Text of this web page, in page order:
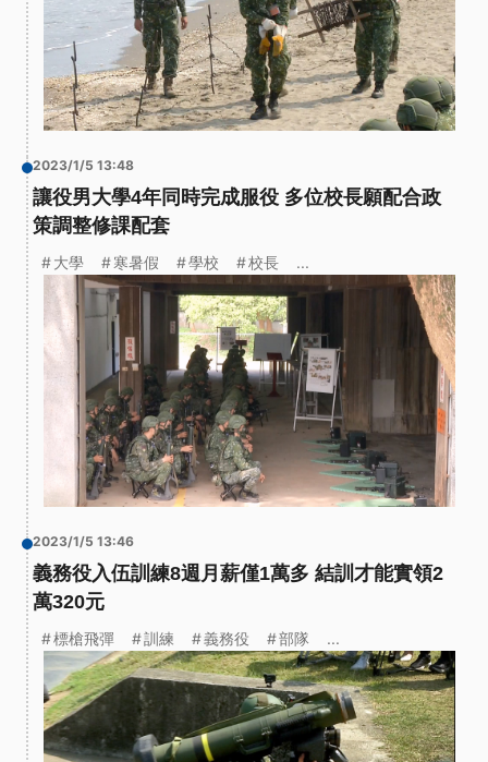
2023/1/5 13:48
讓役男大學4年同時完成服役 多位校長願配合政
策調整修課配套
大學 寒暑假 學校 校長 ...
2023/1/5 13:46
義務役入伍訓練8週月薪僅1萬多 結訓才能實領2
萬320元
標槍飛彈 訓練 義務役 部隊 ...